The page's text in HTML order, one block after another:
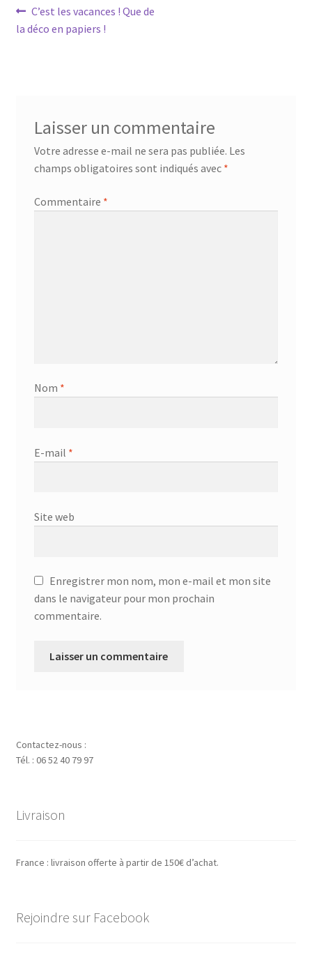
Navigation
de
Article
précédent :
C’est les vacances ! Que de
la déco en papiers !
Laisser un commentaire
Votre adresse e-mail ne sera pas publiée. Les
champs obligatoires sont indiqués avec *
Commentaire *
Nom *
E-mail *
Site web
Enregistrer mon nom, mon e-mail et mon site
dans le navigateur pour mon prochain
commentaire.
Contactez-nous :
Tél. : 06 52 40 79 97
Livraison
France : livraison offerte à partir de 150€ d’achat.
Rejoindre sur Facebook